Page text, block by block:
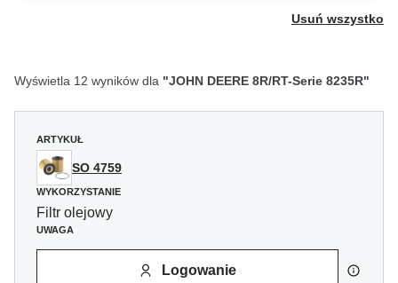
Usuń wszystko
Wyświetla 12 wyników dla "JOHN DEERE 8R/RT-Serie 8235R"
ARTYKUŁ
SO 4759
WYKORZYSTANIE
Filtr olejowy
UWAGA
Logowanie